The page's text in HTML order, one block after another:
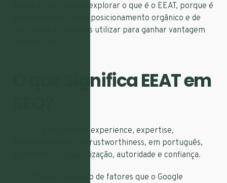
Neste artigo, vamos explorar o que é o EEAT, porque é
determinante para o posicionamento orgânico e de
que forma o podemos utilizar para ganhar vantagem
O que Significa EEAT em
O EEAT é a sigla para experience, expertise,
authoritativeness e trustworthiness, em português,
experiência, especialização, autoridade e confiança.
O EEAT é um conjunto de fatores que o Google